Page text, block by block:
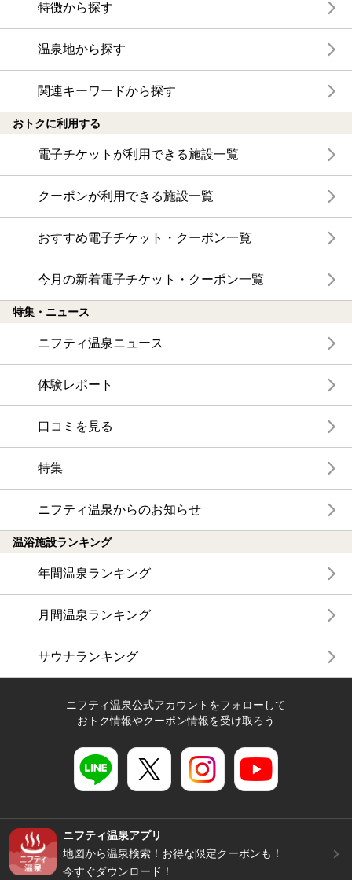
特徴から探す
温泉地から探す
関連キーワードから探す
おトクに利用する
電子チケットが利用できる施設一覧
クーポンが利用できる施設一覧
おすすめ電子チケット・クーポン一覧
今月の新着電子チケット・クーポン一覧
特集・ニュース
ニフティ温泉ニュース
体験レポート
口コミを見る
特集
ニフティ温泉からのお知らせ
温浴施設ランキング
年間温泉ランキング
月間温泉ランキング
サウナランキング
ニフティ温泉公式アカウントをフォローして
おトク情報やクーポン情報を受け取ろう
ニフティ温泉アプリ
地図から温泉検索！お得な限定クーポンも！
今すぐダウンロード！